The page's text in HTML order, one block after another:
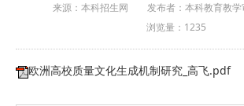
来源：本科招生网
发布者：本科教育教
浏览量： 1235
欧洲高校质量文化生成机制研究_高飞.pdf